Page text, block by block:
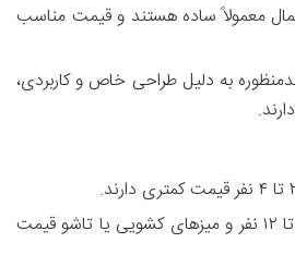
معمولاً ساده هستند و قیمت مناسب
به دلیل طراحی خاص و کاربردی،
میزهای بزرگ برای ۶ تا ۱۲ نفر و میزهای کشویی یا تاشو قیمت